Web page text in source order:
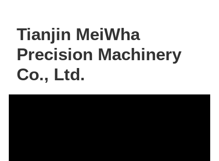
Tianjin MeiWha
Precision Machinery
Co., Ltd.